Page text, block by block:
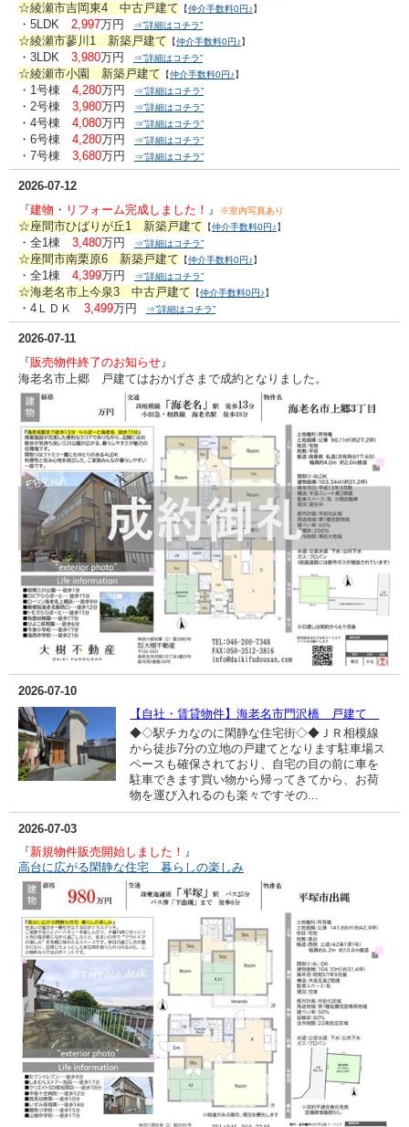
☆綾瀬市吉岡東4 中古戸建て 【仲介手数料0円♪】
・5LDK 2,997万円 ⇒”詳細はコチラ”
☆綾瀬市蓼川1 新築戸建て 【仲介手数料0円♪】
・3LDK 3,980万円 ⇒”詳細はコチラ”
☆綾瀬市小園 新築戸建て 【仲介手数料0円♪】
・1号棟 4,280万円 ⇒”詳細はコチラ”
・2号棟 3,980万円 ⇒”詳細はコチラ”
・4号棟 4,080万円 ⇒”詳細はコチラ”
・6号棟 4,280万円 ⇒”詳細はコチラ”
・7号棟 3,680万円 ⇒”詳細はコチラ”
2026-07-12
『建物・リフォーム完成しました！ 』 ※室内写真あり
☆座間市ひばりが丘1 新築戸建て 【仲介手数料0円♪】
・全1棟 3,480万円 ⇒”詳細はコチラ”
☆座間市南栗原6 新築戸建て 【仲介手数料0円♪】
・全1棟 4,399万円 ⇒”詳細はコチラ”
☆海老名市上今泉3 中古戸建て 【仲介手数料0円♪】
・4ＬＤＫ 3,499万円 ⇒”詳細はコチラ”
2026-07-11
『販売物件終了のお知らせ』
海老名市上郷 戸建てはおかげさまで成約となりました。
2026-07-10
【自社・賃貸物件】海老名市門沢橋 戸建て
◆◇駅チカなのに閑静な住宅街◇◆ＪＲ相模線
から徒歩7分の立地の戸建てとなります駐車場ス
ペースも確保されており、自宅の目の前に車を
駐車できます買い物から帰ってきてから、お荷
物を運び入れるのも楽々ですその...
2026-07-03
『新規物件販売開始しました！ 』
高台に広がる閑静な住宅 暮らしの楽しみ